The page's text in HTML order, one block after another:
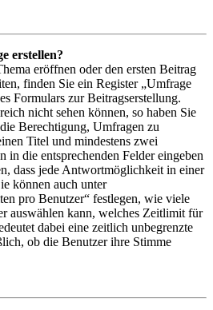
erstellen?
eröffnen oder den ersten Beitrag
finden Sie ein Register „Umfrage
Formulars zur Beitragserstellung.
nicht sehen können, so haben Sie
Berechtigung, Umfragen zu
Titel und mindestens zwei
in die entsprechenden Felder eingeben
dass jede Antwortmöglichkeit in einer
können auch unter
pro Benutzer“ festlegen, wie viele
auswählen kann, welches Zeitlimit für
dabei eine zeitlich unbegrenzte
ob die Benutzer ihre Stimme